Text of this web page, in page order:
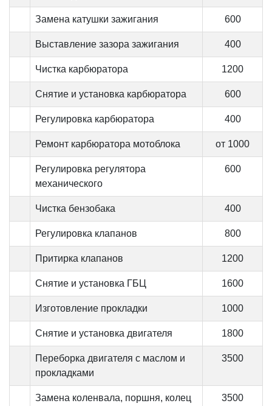
Замена катушки зажигания 600
Выставление зазора зажигания 400
Чистка карбюратора 1200
Снятие и установка карбюратора 600
Регулировка карбюратора 400
Ремонт карбюратора мотоблока от 1000
Регулировка регулятора
механического
600
Чистка бензобака 400
Регулировка клапанов 800
Притирка клапанов 1200
Снятие и установка ГБЦ 1600
Изготовление прокладки 1000
Снятие и установка двигателя 1800
Переборка двигателя с маслом и
прокладками
3500
Замена коленвала, поршня, колец
3500